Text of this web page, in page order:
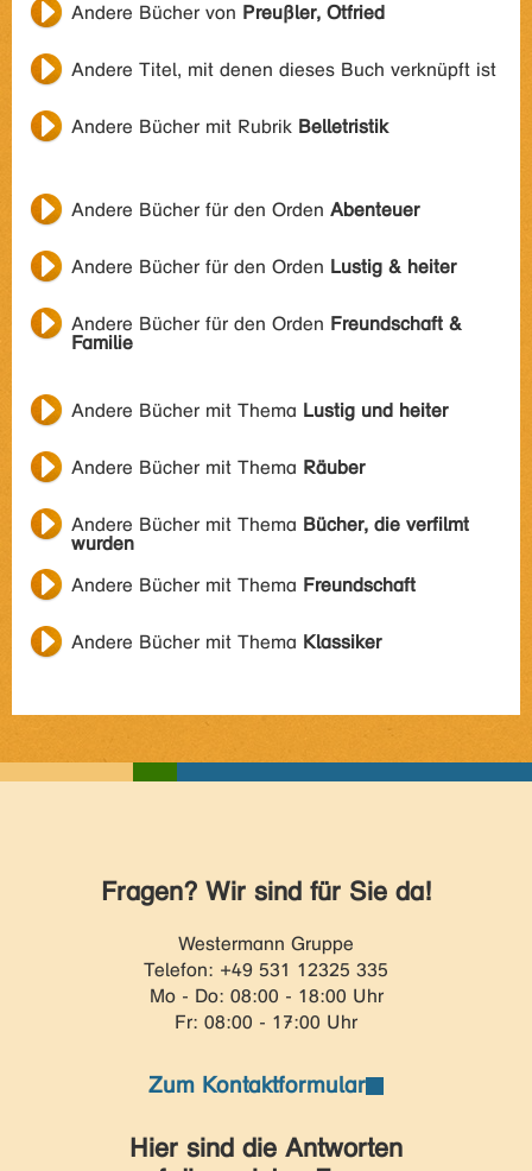
Andere Bücher von Preußler, Otfried
Andere Titel, mit denen dieses Buch verknüpft ist
Andere Bücher mit Rubrik Belletristik
Andere Bücher für den Orden Abenteuer
Andere Bücher für den Orden Lustig & heiter
Andere Bücher für den Orden Freundschaft &
Familie
Andere Bücher mit Thema Lustig und heiter
Andere Bücher mit Thema Räuber
Andere Bücher mit Thema Bücher, die verfilmt
wurden
Andere Bücher mit Thema Freundschaft
Andere Bücher mit Thema Klassiker